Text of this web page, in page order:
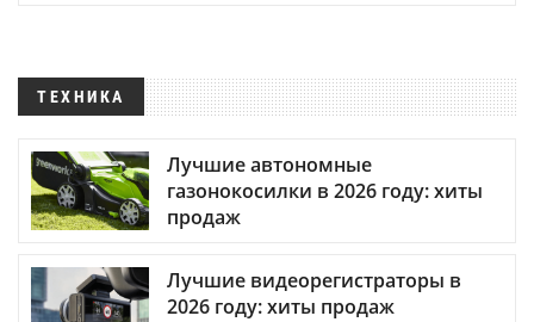
ТЕХНИКА
Лучшие автономные
газонокосилки в 2026 году: хиты
продаж
Лучшие видеорегистраторы в
2026 году: хиты продаж